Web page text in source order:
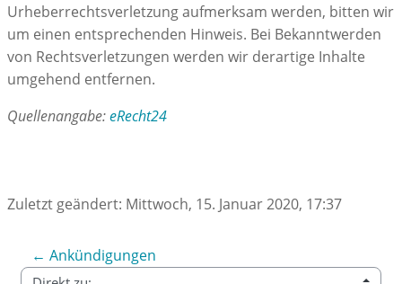
Urheberrechtsverletzung aufmerksam werden, bitten wir
um einen entsprechenden Hinweis. Bei Bekanntwerden
von Rechtsverletzungen werden wir derartige Inhalte
umgehend entfernen.
Quellenangabe:eRecht24
Zuletzt geändert: Mittwoch, 15. Januar 2020, 17:37
← Ankündigungen